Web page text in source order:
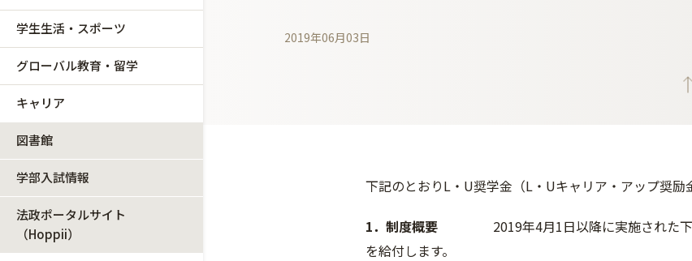
学生生活・スポーツ
グローバル教育・留学
キャリア
図書館
学部入試情報
法政ポータルサイト
（Hoppii）
2019年06月03日
下記のとおりL・U奨学金（L・Uキャリア・アップ奨励
1．制度概要 2019年4月1日以降に実施された下記
を給付します。